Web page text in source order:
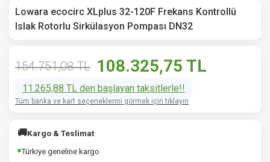
Lowara ecocirc XLplus 32-120F Frekans Kontrollü
Islak Rotorlu Sirkülasyon Pompası DN32
154.751,08 TL 108.325,75 TL
11.265,88 TL den başlayan taksitlerle!!
Tüm banka ve kart seçeneklerini görmek için tıklayın
🚚Kargo & Teslimat
Türkiye geneline kargo